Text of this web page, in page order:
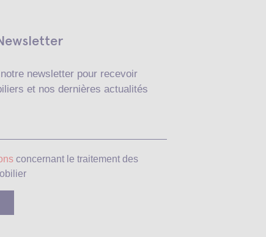
newsletter pour recevoir
et nos dernières actualités
concernant le traitement des